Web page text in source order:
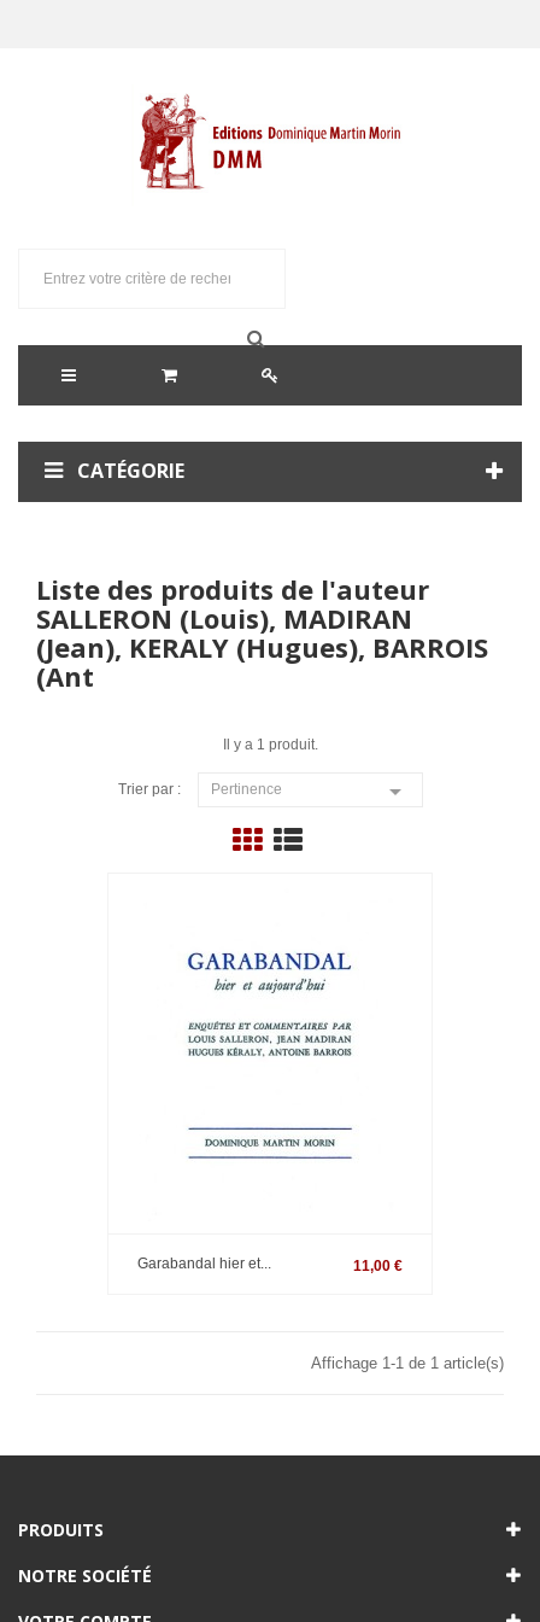
CATÉGORIE
Liste des produits de l'auteur
SALLERON (Louis), MADIRAN
(Jean), KERALY (Hugues), BARROIS
(Ant
Il y a 1 produit.
Trier par : Pertinence 
Garabandal hier et... 11,00 €
Affichage 1-1 de 1 article(s)
PRODUITS
NOTRE SOCIÉTÉ